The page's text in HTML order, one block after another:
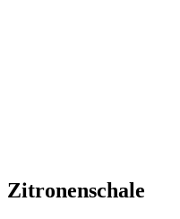
Zitronenschale